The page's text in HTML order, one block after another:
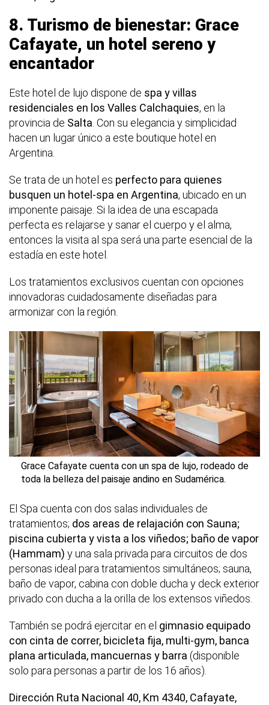
8. Turismo de bienestar: Grace
Cafayate, un hotel sereno y
encantador
Este hotel de lujo dispone de spa y villas
residenciales en los Valles Calchaquies, en la
provincia de Salta . Con su elegancia y simplicidad
hacen un lugar único a este boutique hotel en
Argentina.
Se trata de un hotel es perfecto para quienes
busquen un hotel-spa en Argentina, ubicado en un
imponente paisaje. Si la idea de una escapada
perfecta es relajarse y sanar el cuerpo y el alma,
entonces la visita al spa será una parte esencial de la
estadía en este hotel.
Los tratamientos exclusivos cuentan con opciones
innovadoras cuidadosamente diseñadas para
armonizar con la región.
Grace Cafayate cuenta con un spa de lujo, rodeado de
toda la belleza del paisaje andino en Sudamérica.
El Spa cuenta con dos salas individuales de
tratamientos; dos areas de relajación con Sauna;
piscina cubierta y vista a los viñedos; baño de vapor
(Hammam) y una sala privada para circuitos de dos
personas ideal para tratamientos simultáneos; sauna,
baño de vapor, cabina con doble ducha y deck exterior
privado con ducha a la orilla de los extensos viñedos.
También se podrá ejercitar en el gimnasio equipado
con cinta de correr, bicicleta fija, multi-gym, banca
plana articulada, mancuernas y barra (disponible
solo para personas a partir de los 16 años).
Dirección Ruta Nacional 40, Km 4340, Cafayate,